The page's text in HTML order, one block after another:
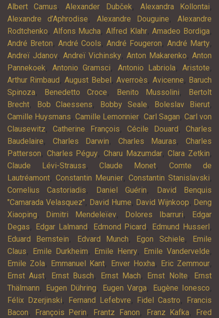
Albert Camus,Alexander Dubček, Alexandra Kollontai,
Alexandre d’Aphrodise, Alexandre Douguine, Alexandre
Rodtchenko, Alfons Mucha,Alfred Klahr,Amadeo Bordiga,
André Breton, André Cools, André Fougeron, André Marty,
Andreï Jdanov, Andreï Vichinsky, Anton Makarenko, Anton
Pannekoek,Antonio Gramsci, Antonio Labriola,Aristote,
Arthur Rimbaud ,August Bebel , Averroès, Avicenne, Baruch
Spinoza, Benedetto Croce, Benito Mussolini,
Bertolt
Brecht, Bob Claessens, Bobby Seale, Boleslav Bierut,
Camille Huysmans,Camille Lemonnier, Carl Sagan, Carl von
Clausewitz,Catherine François,Cécile Douard ,Charles
Baudelaire, Charles Darwin, Charles Mauras, Charles
Patterson, Charles Péguy,Charu Mazumdar,Clara Zetkin,
Claude Lévi-Strauss,Claude Monet,Comte de
Lautréamont, Constantin Meunier,Constantin Stanislavski,
Cornelius Castoriadis, Daniel Guérin,
David Benquis
"Camarada Velasquez", David Hume, David Wijnkoop, Deng
Xiaoping, Dimitri Mendeleïev, Dolores Ibarruri,
Edgar
Degas, Edgar Lalmand , Edmond Picard , Edmund Husserl ,
Eduard Bernstein, Edvard Munch, Egon Schiele,
Emile
Claus, Emile Durkheim, Emile Henry, Emile Vandervelde,
Emile Zola, Emmanuel Kant, Enver Hoxha, Eric Zemmour,
Ernst Aust, Ernst Busch, Ernst Mach, Ernst Nolte,
Ernst
Thälmann, Eugen Dühring, Eugen Varga, Eugène Ionesco,
Félix Dzerjinski, Fernand Lefebvre, Fidel Castro,
Francis
Bacon, François Perin, Frantz Fanon, Franz Kafka,
Fred